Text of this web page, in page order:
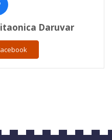
Daruvar